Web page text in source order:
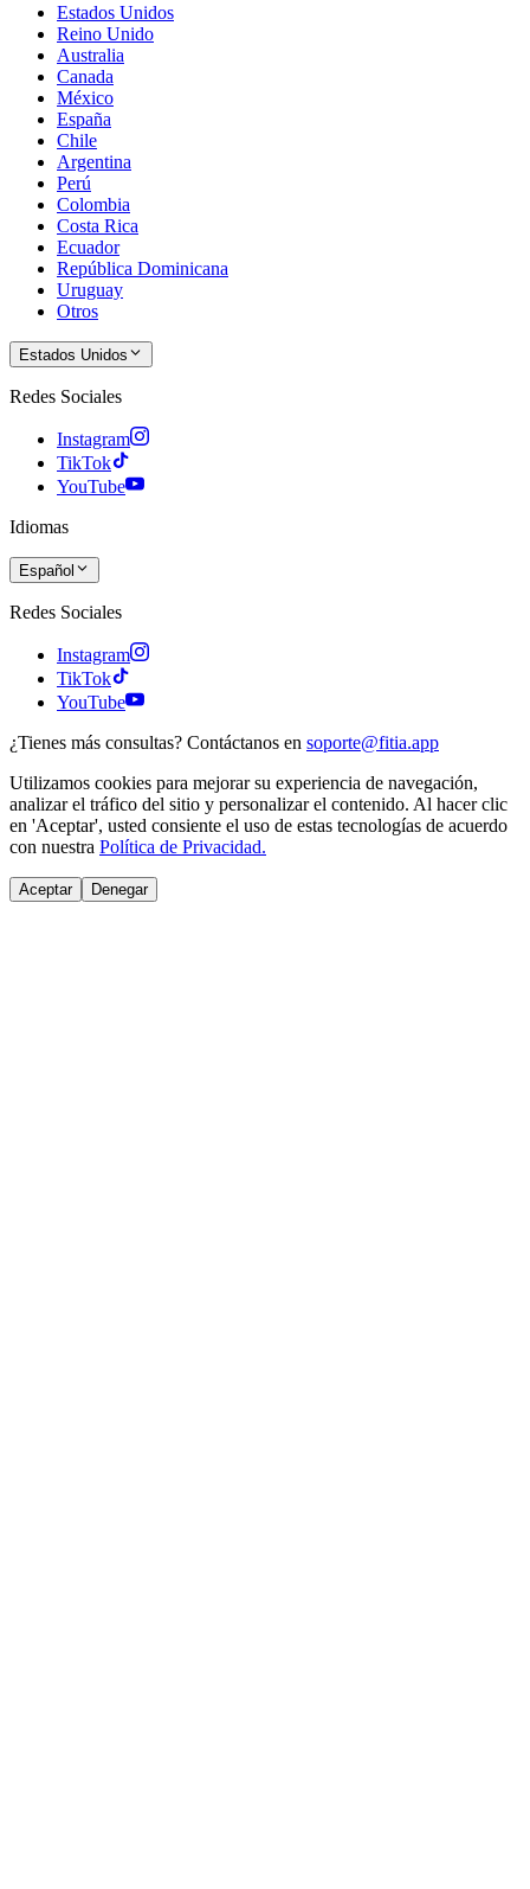
Estados Unidos
Reino Unido
Australia
Canada
México
España
Chile
Argentina
Perú
Colombia
Costa Rica
Ecuador
República Dominicana
Uruguay
Otros
Estados Unidos
Redes Sociales
Instagram
TikTok
YouTube
Idiomas
Español
Redes Sociales
Instagram
TikTok
YouTube
¿Tienes más consultas? Contáctanos en soporte@fitia.app
Utilizamos cookies para mejorar su experiencia de navegación,
analizar el tráfico del sitio y personalizar el contenido. Al hacer clic
en 'Aceptar', usted consiente el uso de estas tecnologías de acuerdo
con nuestra Política de Privacidad.
Aceptar Denegar